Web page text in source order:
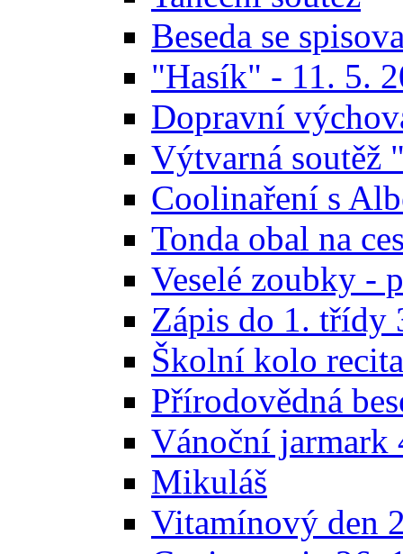
Beseda se
"Hasík" - 11. 5.
Dopravní
Výtvarná soutěž
Coolinaření s
Tonda obal na
Veselé zoubky -
Zápis do 1. třídy
Školní kolo
Přírodovědná
Vánoční jarmark
Mikuláš
Vitamínový den